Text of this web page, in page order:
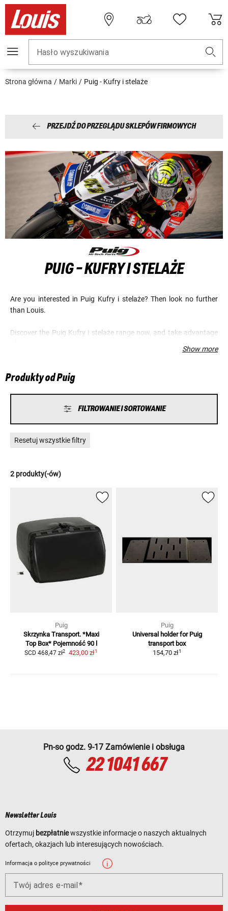
Hasło wyszukiwania
Strona główna Marki Puig - Kufry i stelaże
PRZEJDŹ DO PRZEGLĄDU SKLEPÓW FIRMOWYCH
PUIG - KUFRY I STELAŻE
Are you interested in Puig Kufry i stelaże? Then look no further
than Louis.
Discover the Puig Kufry i stelaże range now, and take advantage
Show more
Produkty od Puig
FILTROWANIE I SORTOWANIE
Resetuj wszystkie filtry
2 produkty(-ów)
Puig
Skrzynka Transport. *Maxi
Top Box* Pojemność 90 l
SCD 468,47 zł2 423,00 zł1
Puig
Universal holder for Puig
transport box
154,70 zł1
Pn-so godz. 9-17 Zamówienie i obsługa
22 1041 667
Newsletter Louis
Otrzymuj bezpłatniewszystkie informacje o naszych aktualnych
ofertach, okazjach lub interesujących nowościach.
Informacja o polityce prywatności
Twój adres e-mail